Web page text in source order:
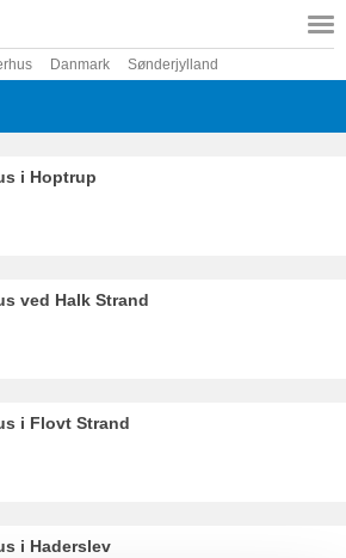
Danmark Sønderjylland
i Hoptrup
ved Halk Strand
i Flovt Strand
i Haderslev